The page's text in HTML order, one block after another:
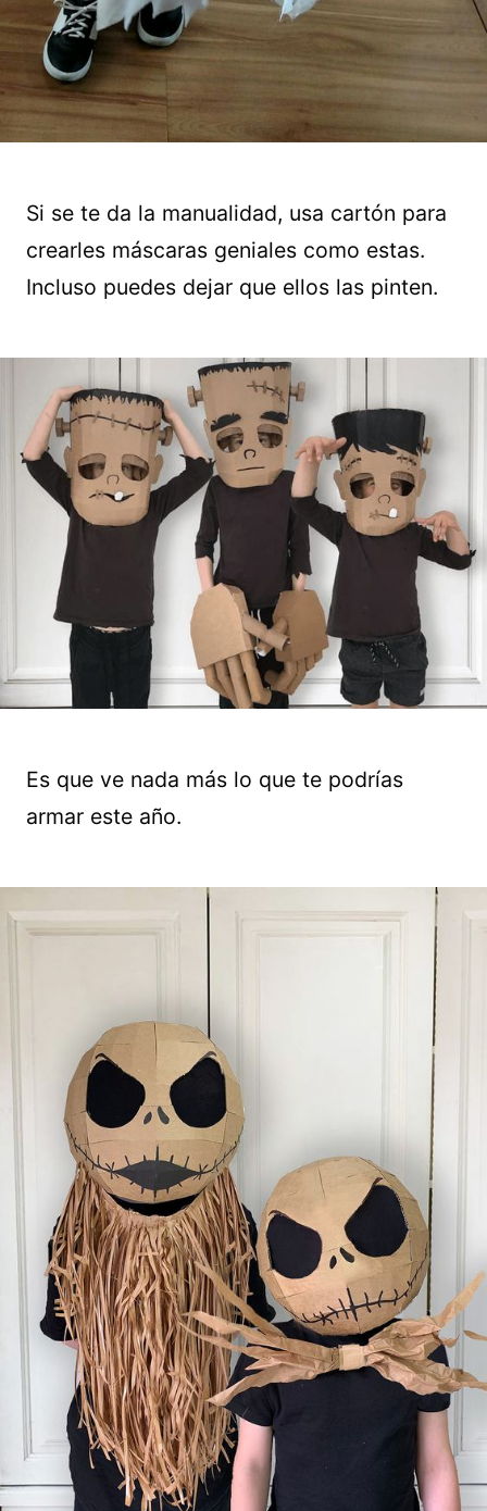
Si se te da la manualidad, usa cartón para
crearles máscaras geniales como estas.
Incluso puedes dejar que ellos las pinten.
Es que ve nada más lo que te podrías
armar este año.